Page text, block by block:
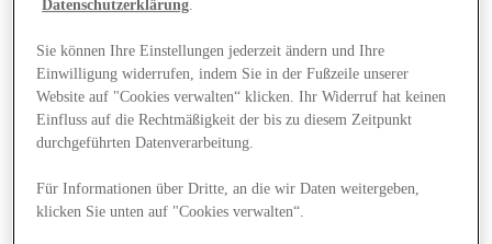
Angebote
Datenschutzerklärung.
Sie können Ihre Einstellungen jederzeit ändern und Ihre
Einwilligung widerrufen, indem Sie in der Fußzeile unserer
Website auf "Cookies verwalten“ klicken. Ihr Widerruf hat keinen
Einfluss auf die Rechtmäßigkeit der bis zu diesem Zeitpunkt
durchgeführten Datenverarbeitung.
Für Informationen über Dritte, an die wir Daten weitergeben,
klicken Sie unten auf "Cookies verwalten“.